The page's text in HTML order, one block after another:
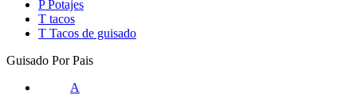
P Potajes
T tacos
T Tacos de guisado
Guisado Por Pais
A